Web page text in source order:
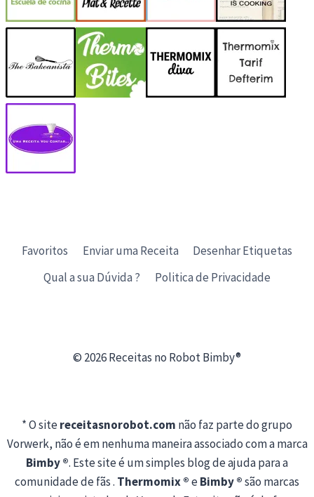
Favoritos Enviar uma Receita
Desenhar Etiquetas
Qual a sua Dúvida ?
Politica de Privacidade
© 2026 Receitas no Robot Bimby®
* O sitereceitasnorobot.com não faz parte do grupo
Vorwerk, não é em nenhuma maneira associado com a marca
Bimby ®. Este site é um simples blog de ajuda para a
comunidade de fãs . Thermomix ®eBimby ®são marcas